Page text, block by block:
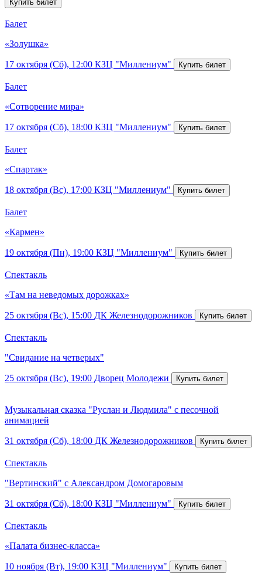
Балет
«Золушка»
17 октября (Сб), 12:00 КЗЦ "Миллениум"
Балет
«Сотворение мира»
17 октября (Сб), 18:00 КЗЦ "Миллениум"
Балет
«Спартак»
18 октября (Вс), 17:00 КЗЦ "Миллениум"
Балет
«Кармен»
19 октября (Пн), 19:00 КЗЦ "Миллениум"
Спектакль
«Там на неведомых дорожках»
25 октября (Вс), 15:00 ДК Железнодорожников
Спектакль
"Свидание на четверых"
25 октября (Вс), 19:00 Дворец Молодежи
Музыкальная сказка "Руслан и Людмила" с песочной
анимацией
31 октября (Сб), 18:00 ДК Железнодорожников
Спектакль
"Вертинский" с Александром Домогаровым
31 октября (Сб), 18:00 КЗЦ "Миллениум"
Спектакль
«Палата бизнес-класса»
10 ноября (Вт), 19:00 КЗЦ "Миллениум"